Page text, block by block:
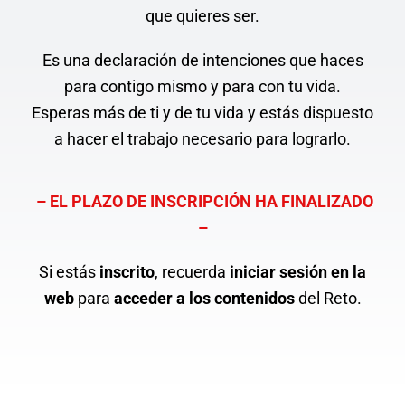
que quieres ser.
Es una declaración de intenciones que haces
para contigo mismo y para con tu vida.
Esperas más de ti y de tu vida y estás dispuesto
a hacer el trabajo necesario para lograrlo.
– EL PLAZO DE INSCRIPCIÓN HA FINALIZADO
–
Si estás inscrito, recuerda iniciar sesión en la
webpara acceder a los contenidosdel Reto.